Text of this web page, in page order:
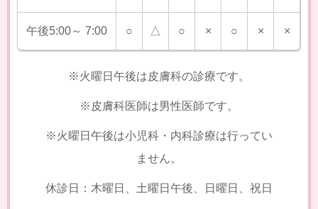
午後5:00～ 7:00 ○ △ ○ × ○ × ×
※火曜日午後は皮膚科の診療です。
※皮膚科医師は男性医師です。
※火曜日午後は小児科・内科診療は行ってい
ません。
休診日：木曜日、土曜日午後、日曜日、祝日